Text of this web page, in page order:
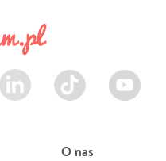
LinkedIn TikTok Youtube
O nas